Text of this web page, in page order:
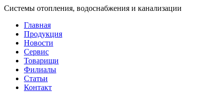
Системы отопления, водоснабжения и канализации
Главная
Продукция
Новости
Сервис
Товарищи
Филиалы
Статьи
Контакт